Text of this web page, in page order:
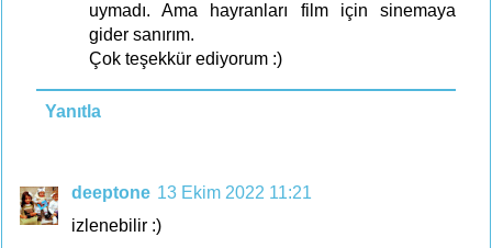
uymadı. Ama hayranları film için sinemaya
gider sanırım.
Çok teşekkür ediyorum :)
Yanıtla
deeptone 13 Ekim 2022 11:21
izlenebilir :)